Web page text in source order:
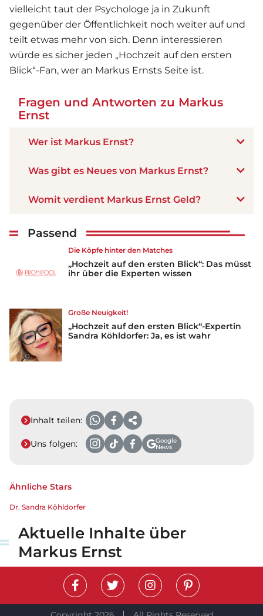
vielleicht taut der Psychologe ja in Zukunft
gegenüber der Öffentlichkeit noch weiter auf und
teilt etwas mehr von sich. Denn interessieren
würde es sicher jeden „Hochzeit auf den ersten
Blick“-Fan, wer an Markus Ernsts Seite ist.
Fragen und Antworten zu Markus
Ernst
Wer ist Markus Ernst?
Was gibt es Neues von Markus Ernst?
Womit verdient Markus Ernst Geld?
Passend
Die Köpfe hinter den Matches
„Hochzeit auf den ersten Blick“: Das müsst
ihr über die Experten wissen
Große Neuigkeit!
„Hochzeit auf den ersten Blick“-Expertin
Sandra Köhldorfer: Ja, es ist wahr
Inhalt teilen:
Uns folgen:
Google
News
Ähnliche Stars
Dr. Sandra Köhldorfer
Aktuelle Inhalte über
Markus Ernst